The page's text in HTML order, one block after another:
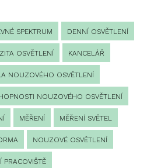
SPEKTRUM DENNÍ OSVĚTLENÍ
OSVĚTLENÍ KANCELÁŘ
NOUZOVÉHO OSVĚTLENÍ
NOUZOVÉHO OSVĚTLENÍ
MĚŘENÍ MĚŘENÍ SVĚTEL
NOUZOVÉ OSVĚTLENÍ
PRACOVIŠTĚ